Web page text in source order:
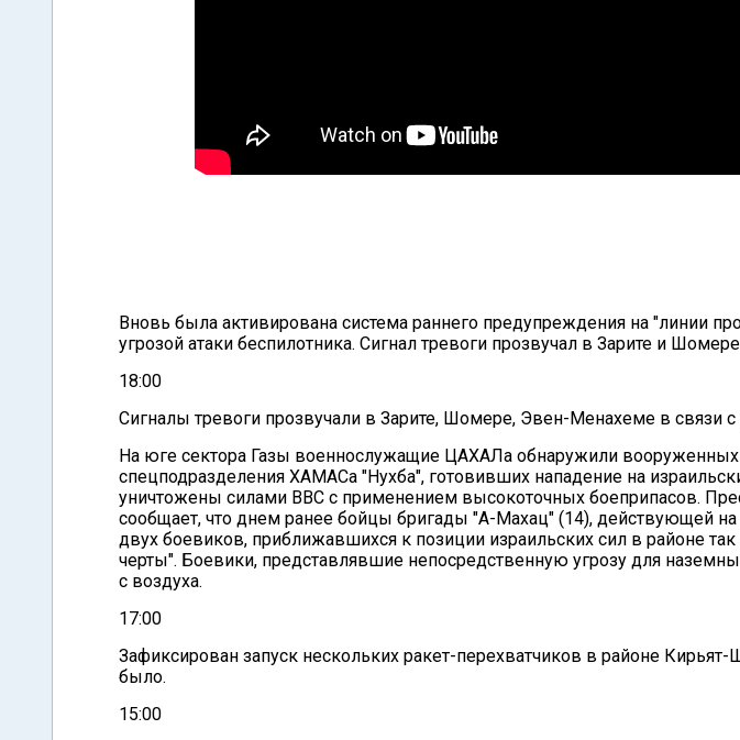
Вновь была активирована система раннего предупреждения на "линии
угрозой атаки беспилотника. Сигнал тревоги прозвучал в Зарите и
18:00
Сигналы тревоги прозвучали в Зарите, Шомере, Эвен-Менахеме в связи
На юге сектора Газы военнослужащие ЦАХАЛа обнаружили
спецподразделения ХАМАСа "Нухба", готовивших нападение на
уничтожены силами ВВС с применением высокоточных боеприпасов.
сообщает, что днем ранее бойцы бригады "А-Махац" (14), действующей на
двух боевиков, приближавшихся к позиции израильских сил в районе
черты". Боевики, представлявшие непосредственную угрозу для
с воздуха.
17:00
Зафиксирован запуск нескольких ракет-перехватчиков в районе
было.
15:00